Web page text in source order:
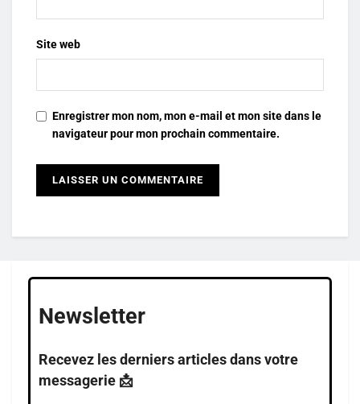
Site web
Enregistrer mon nom, mon e-mail et mon site dans le
navigateur pour mon prochain commentaire.
Newsletter
Recevez les derniers articles dans votre
messagerie 📩